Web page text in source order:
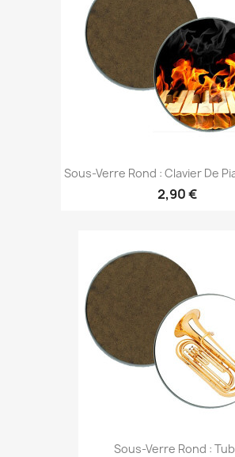
Sous-Verre Rond : Clavier De
2,90 €
Sous-Verre Rond :